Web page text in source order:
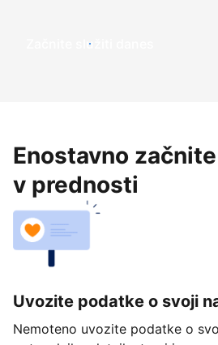
Začnite služiti danes
Enostavno
v prednosti
Uvozite podatke o svoji
Nemoteno uvozite podatke o